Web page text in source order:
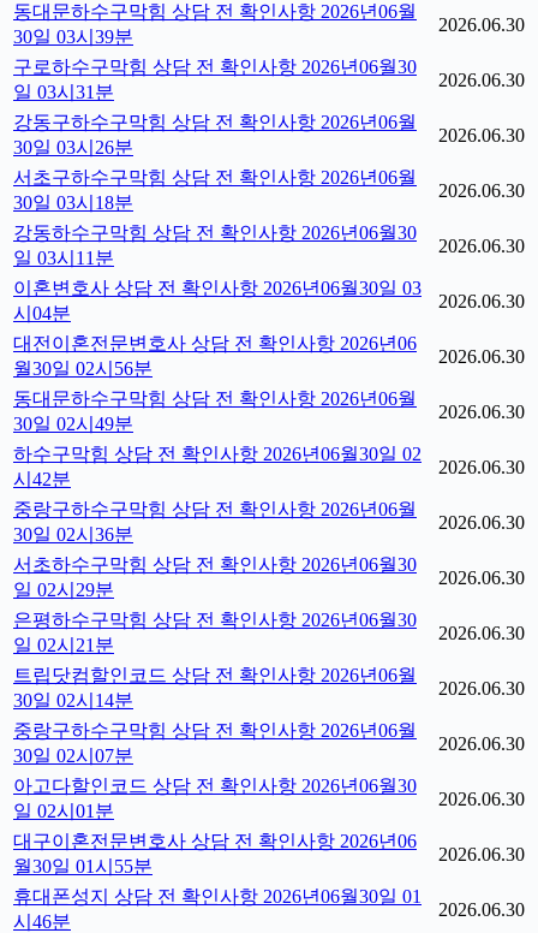
동대문하수구막힘 상담 전 확인사항 2026년06월
30일 03시39분
2026.06.30
구로하수구막힘 상담 전 확인사항 2026년06월30
일 03시31분
2026.06.30
강동구하수구막힘 상담 전 확인사항 2026년06월
30일 03시26분
2026.06.30
서초구하수구막힘 상담 전 확인사항 2026년06월
30일 03시18분
2026.06.30
강동하수구막힘 상담 전 확인사항 2026년06월30
일 03시11분
2026.06.30
이혼변호사 상담 전 확인사항 2026년06월30일 03
시04분
2026.06.30
대전이혼전문변호사 상담 전 확인사항 2026년06
월30일 02시56분
2026.06.30
동대문하수구막힘 상담 전 확인사항 2026년06월
30일 02시49분
2026.06.30
하수구막힘 상담 전 확인사항 2026년06월30일 02
시42분
2026.06.30
중랑구하수구막힘 상담 전 확인사항 2026년06월
30일 02시36분
2026.06.30
서초하수구막힘 상담 전 확인사항 2026년06월30
일 02시29분
2026.06.30
은평하수구막힘 상담 전 확인사항 2026년06월30
일 02시21분
2026.06.30
트립닷컴할인코드 상담 전 확인사항 2026년06월
30일 02시14분
2026.06.30
중랑구하수구막힘 상담 전 확인사항 2026년06월
30일 02시07분
2026.06.30
아고다할인코드 상담 전 확인사항 2026년06월30
일 02시01분
2026.06.30
대구이혼전문변호사 상담 전 확인사항 2026년06
월30일 01시55분
2026.06.30
휴대폰성지 상담 전 확인사항 2026년06월30일 01
시46분
2026.06.30